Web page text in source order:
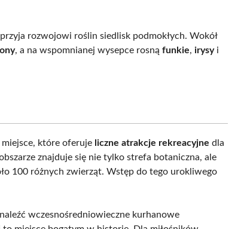
rozwojowi roślin siedlisk podmokłych. Wokół
, a na wspomnianej wysepce rosnąfunkie,irysyi
które oferuje liczne atrakcje rekreacyjne dla
znajduje się nie tylko strefa botaniczna, ale
100 różnych zwierząt. Wstęp do tego urokliwego
wczesnośredniowieczne kurhanowe